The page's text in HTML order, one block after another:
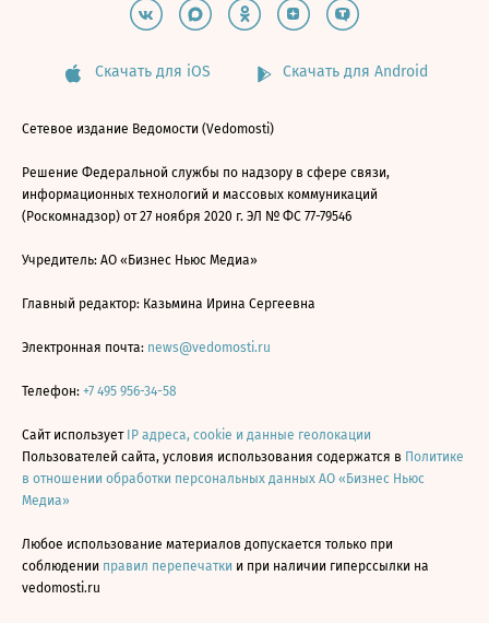
Скачать для iOS Скачать для Android
Сетевое издание Ведомости (Vedomosti)
Решение Федеральной службы по надзору в сфере связи,
информационных технологий и массовых коммуникаций
(Роскомнадзор) от 27 ноября 2020 г. ЭЛ № ФС 77-79546
Учредитель: АО «Бизнес Ньюс Медиа»
Главный редактор: Казьмина Ирина Сергеевна
Электронная почта: news@vedomosti.ru
Телефон: +7 495 956-34-58
Сайт использует IP адреса, cookie и данные геолокации
Пользователей сайта, условия использования содержатся в Политике
в отношении обработки персональных данных АО «Бизнес Ньюс
Медиа»
Любое использование материалов допускается только при
соблюдении правил перепечатки и при наличии гиперссылки на
vedomosti.ru